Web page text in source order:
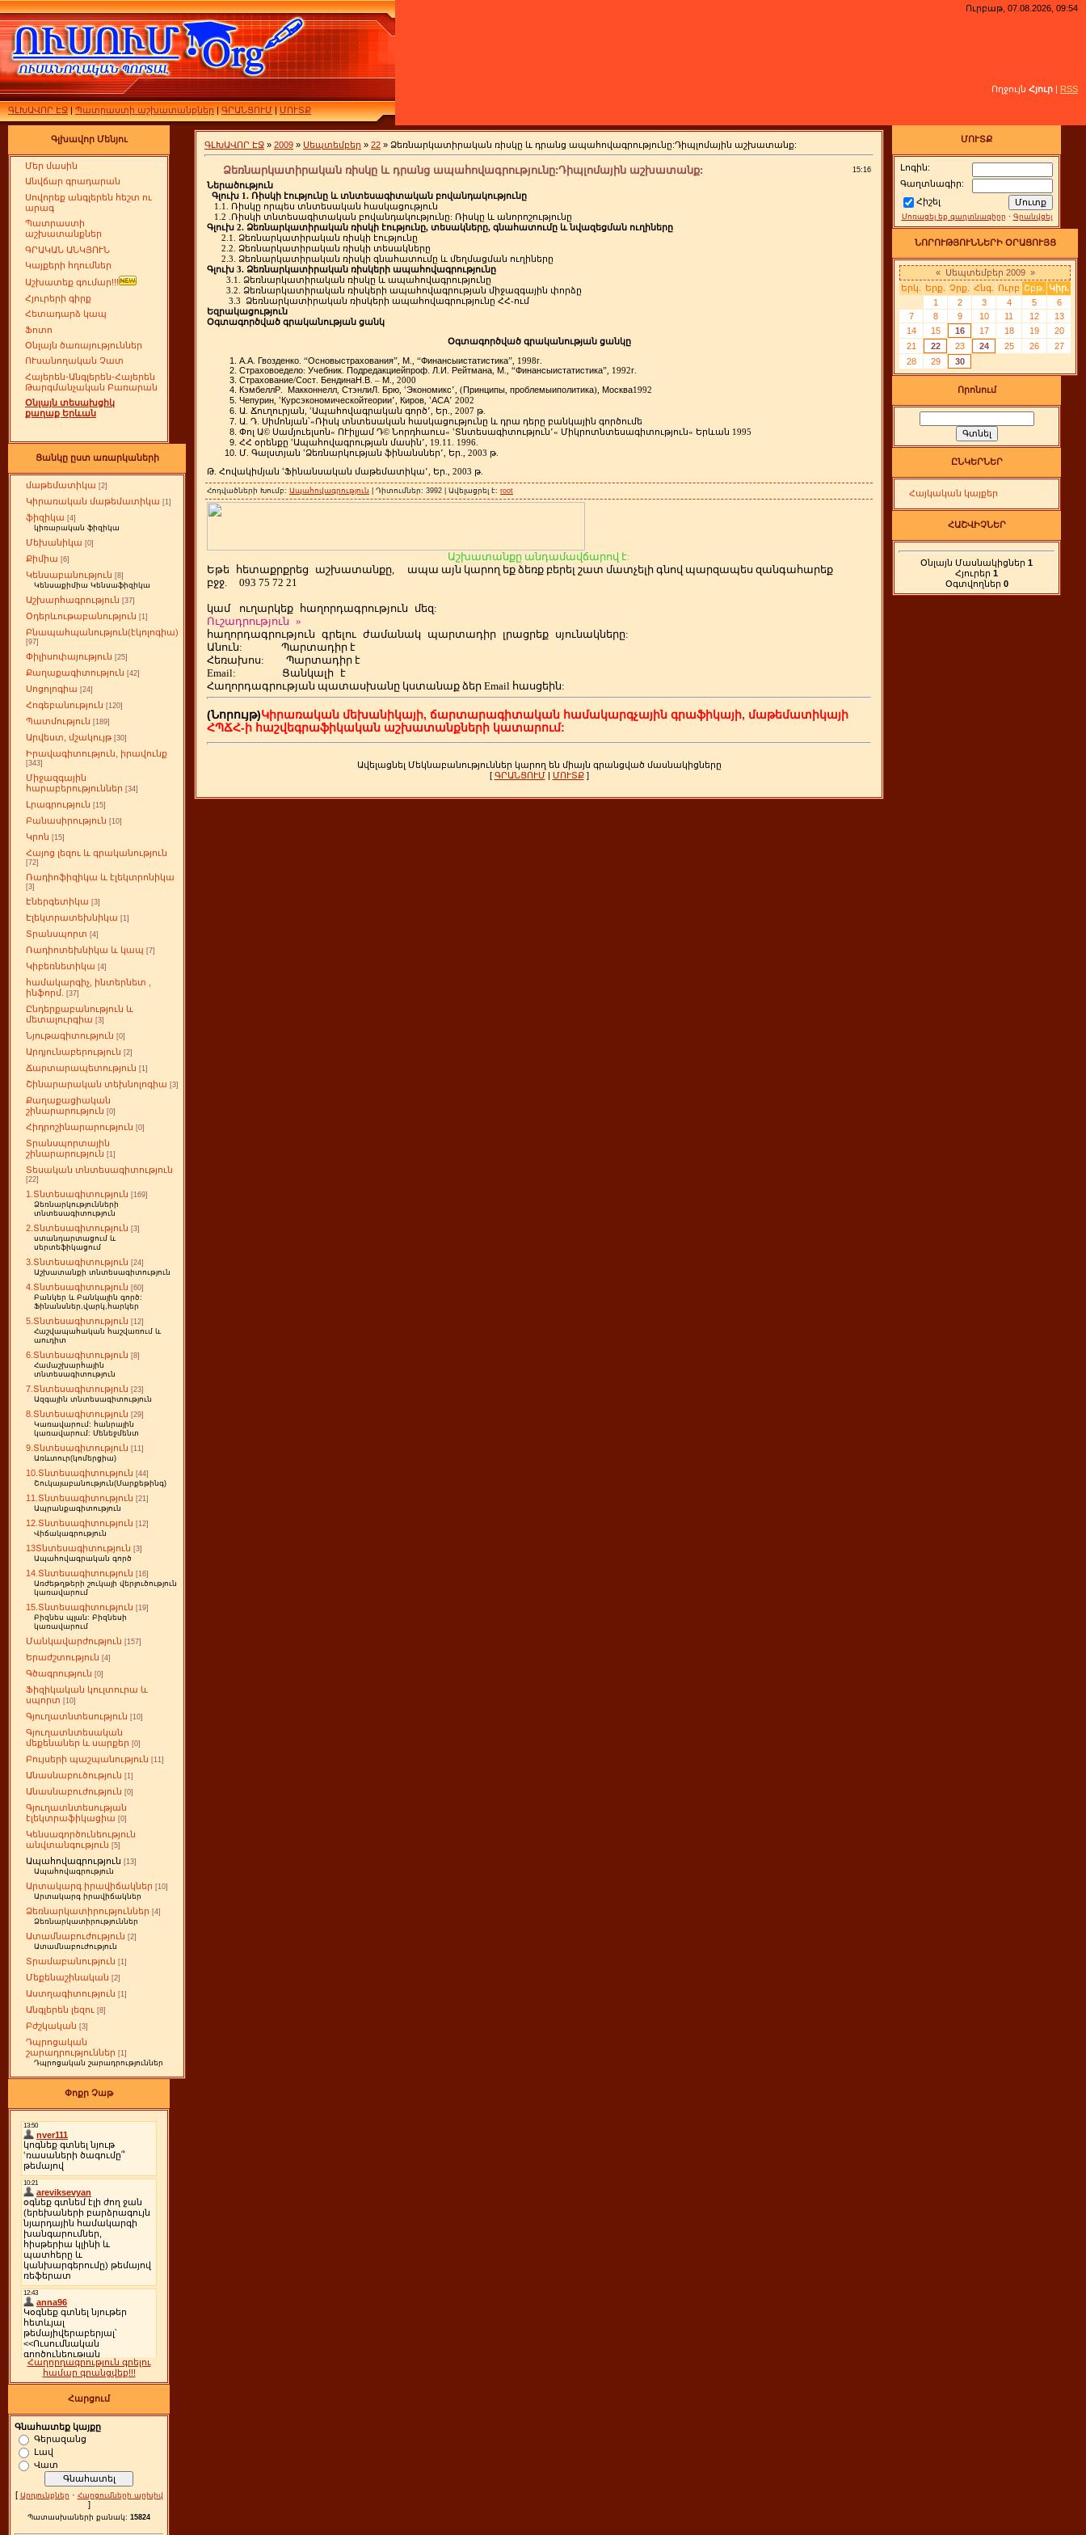
ԳԼԽԱՎՈՐ ԷՋ|Պատրաստի աշխատանքներ|ԳՐԱՆՑՈՒՄ|ՄՈՒՏՔ
Ուրբաթ, 07.08.2026, 09:54
Ողջույն Հյուր | RSS
Գլխավոր Մենյու
Մեր մասին
Անվճար գրադարան
Սովորեք անգլերեն հեշտ ու
արագ
Պատրաստի
աշխատանքներ
ԳՐԱԿԱՆ ԱՆԿՅՈՒՆ
Կայքերի հղումներ
Աշխատեք գումար!!!
Հյուրերի գիրք
Հետադարձ կապ
Ֆոտո
Օնլայն ծառայություններ
ՈՒսանողական Չատ
Հայերեն-Անգլերեն-Հայերեն
Թարգմանչական Բառարան
Օնլայն տեսախցիկ
քաղաք Երևան
Ցանկը ըստ առարկաների
մաթեմատիկա [2]
Կիրառական մաթեմատիկա [1]
ֆիզիկա [4]
կիռարական ֆիզիկա
Մեխանիկա [0]
Քիմիա [6]
Կենսաբանություն [8]
Կենսաքիմիա Կենսաֆիզիկա
Աշխարհագրություն [37]
Օդերևութաբանություն [1]
Բնապահպանություն(էկոլոգիա)
[97]
Փիլիսոփայություն [25]
Քաղաքագիտություն [42]
Սոցոլոգիա [24]
Հոգեբանություն [120]
Պատմություն [189]
Արվեստ, մշակույթ [30]
Իրավագիտություն, իրավունք
[343]
Միջազգային
հարաբերություններ [34]
Լրագրություն [15]
Բանասիրություն [10]
Կրոն [15]
Հայոց լեզու և գրականություն
[72]
Ռադիոֆիզիկա և էլեկտրոնիկա
[3]
Էներգետիկա [3]
Էլեկտրատեխնիկա [1]
Տրանսպորտ [4]
Ռադիոտեխնիկա և կապ [7]
Կիբեռնետիկա [4]
համակարգիչ, ինտերնետ ,
ինֆորմ.
[37]
Ընդերքաբանություն և
մետալուրգիա [3]
Նյութագիտություն [0]
Արդյունաբերություն [2]
Ճարտարապետություն [1]
Շինարարական տեխնոլոգիա [3]
Քաղաքացիական
շինարարություն [0]
Հիդրոշինարարություն [0]
Տրանսպորտային
շինարարություն [1]
Տեսական տնտեսագիտություն
[22]
1.Տնտեսագիտություն [169]
Ձեռնարկությունների
տնտեսագիտություն
2.Տնտեսագիտություն [3]
ստանդարտացում և
սերտեֆիկացում
3.Տնտեսագիտություն [24]
Աշխատանքի տնտեսագիտություն
4.Տնտեսագիտություն [60]
Բանկեր և Բանկային գործ:
Ֆինանսներ,վարկ,հարկեր
5.Տնտեսագիտություն [12]
Հաշվապահական հաշվառում և
աուդիտ
6.Տնտեսագիտություն [8]
Համաշխարհային
տնտեսագիտություն
7.Տնտեսագիտություն [23]
Ազգային տնտեսագիտություն
8.Տնտեսագիտություն [29]
Կառավարում: հանրային
կառավարում: Մենեջմենտ
9.Տնտեսագիտություն [11]
Առևտուր(կոմերցիա)
10.Տնտեսագիտություն [44]
Շուկայաբանություն(Մարքեթինգ)
11.Տնտեսագիտություն [21]
Ապրանքագիտություն
12.Տնտեսագիտություն [12]
Վիճակագրություն
13Տնտեսագիտություն [3]
Ապահովագրական գործ
14.Տնտեսագիտություն [16]
Առժեթղթերի շուկայի վերլուծություն
կառավարում
15.Տնտեսագիտություն [19]
Բիզնես պլան: Բիզնեսի
կառավարում
Մանկավարժություն [157]
Երաժշտություն [4]
Գծագրություն [0]
Ֆիզիկական կուլտուրա և
սպորտ [10]
Գյուղատնտեսություն [10]
Գյուղատնտեսական
մեքենաներ և սարքեր [0]
Բույսերի պաշպանություն [11]
Անասնաբուծություն [1]
Անասնաբուժություն [0]
Գյուղատնտեսության
էլեկտրաֆիկացիա [0]
Կենսագործունեություն
անվտանգություն [5]
Ապահովագրություն [13]
Ապահովագրություն
Արտակարգ իրավիճակներ [10]
Արտակարգ իրավիճակներ
Ձեռնարկատիրություններ [4]
Ձեռնարկատիրություններ
Ատամնաբուժություն [2]
Ատամնաբուժություն
Տրամաբանություն [1]
Մեքենաշինական [2]
Աստղագիտություն [1]
Անգլերեն լեզու [8]
Բժշկական [3]
Դպրոցական
շարադրություններ [1]
Դպրոցական շարադրություններ
Փոքր Չաթ
Հաղորդագրություն գրելու
համար գրանցվեք!!!
Հարցում
Գնահատեք կայքը
Գերազանց
Լավ
Վատ
[ Արդյունքներ · Հարցումների արխիվ
]
Պատասխաների քանակ: 15824
ԳԼԽԱՎՈՐ ԷՋ » 2009 » Սեպտեմբեր » 22 » Ձեռնարկատիրական ռիսկը և դրանց ապահովագրությունը:Դիպլոմային աշխատանք:
Ձեռնարկատիրական ռիսկը և դրանց ապահովագրությունը:Դիպլոմային աշխատանք: 15:16
Ներածություն
Գլուխ 1. Ռիսկի էությունը և տնտեսագիտական բովանդակությունը
1.1. Ռիսկը որպես տնտեսական հասկացություն
1.2 . Ռիսկի տնտեսագիտական բովանդակությունը: Ռիսկը և
անորոշությունը
Գլուխ 2. Ձեռնարկատիրական ռիսկի էությունը, տեսակները, գնահատումը և նվազեցման ուղիները
2.1. Ձեռնարկատիրական ռիսկի էությունը
2.2. Ձեռնարկատիրական ռիսկի տեսակները
2.3. Ձեռնարկատիրական ռիսկի գնահատումը և մեղմացման ուղիները
Գլուխ 3. Ձեռնարկատիրական ռիսկերի ապահովագրությունը
3.1. Ձեռնարկատիրական ռիսկը և
ապահովագրությունը
3.2. Ձեռնարկատիրական ռիսկերի ապահովագրության միջազգային փորձը
3.3
Ձեռնարկատիրական ռիսկերի ապահովագրությունը ՀՀ-ում
Եզրակացություն
Օգտագործված գրականության ցանկ
Օգտագործված գրականության ցանկը
А А Гвозденко . “Основыстрахования” М ., “Финансыистатистика” , 1998г
Страховоедело: Учебник Подредакциейпроф Л И Рейтмана М ., “Финансыистатистика” , 1992г
Страхование/Сост БендинаН В . – М ., 2000
КэмбеллР Макконнелл СтэнлиЛ Брю ՙЭкономикс՚ , (Принципы проблемыиполитика), Москва1992
Чепурин ՙКурсэкономическойтеории՚ Киров ՙАСА՚ 2002
Ա Ճուղուրյան ՙԱպահովագրական գործ՚ Եր ., 2007 թ.
Ա Դ Սիմոնյան՝«Ռիսկ տնտեսական հասկացությունը և դրա դերը բանկային գործումե
Փոլ Ա© Սամյուելսոն« ՈՒիլյամ Դ© Նորդհաուս« ՙՏնտեսագիտություն՚« Միկրոտնտեսագիտություն« Երևան 1995
ՀՀ օրենքը ՙԱպահովագրության մասին՚ , 19.11. 1996.
Մ Գալստյան ՙՁեռնարկության ֆինանսներ՚ Եր ., 2003 թ.
Թ. Հովակիմյան ՙՖինանսական մաթեմատիկա՚, Եր., 2003 թ.
Հոդվածների Խումբ: Ապահովագրություն | Դիտումներ: 3992 | Ավելացրել է: root
Աշխատանքը անդամավճարով է:
Եթե հետաքրքրեց աշխատանքը,
ապա այն կարող եք ձեռք բերել շատ մատչելի գնով պարզապես զանգահարեք
բջջ.
093 75 72 21
կամ ուղարկեք հաղորդագրություն
մեզ:
Ուշադրություն »
հաղորդագրություն գրելու ժամանակ պարտադիր լրացրեք սյունակները:
Անուն:
Պարտադիր է
Հեռախոս: Պարտադիր է
Email: Ցանկալի է
Հաղորդագրության պատասխանը կստանաք ձեր Email հասցեին:
(Նորույթ)Կիրառական մեխանիկայի, ճարտարագիտական համակարգչային գրաֆիկայի, մաթեմատիկայի
ՀՊՃՀ-ի հաշվեգրաֆիկական աշխատանքների կատարում:
Ավելացնել Մեկնաբանություններ կարող են միայն գրանցված մասնակիցները
[ ԳՐԱՆՑՈՒՄ| ՄՈՒՏՔ]
ՄՈՒՏՔ
Լոգին:
Գաղտնագիր:
Հիշել
Մոռացել եք գաղտնագիրը · Գրանվցել
ՆՈՐՈՒԹՅՈՒՆՆԵՐԻ ՕՐԱՑՈՒՅՑ
« Սեպտեմբեր 2009 »
Երկ.
Երք. Չրք. Հնգ. Ուրբ Շբթ.
Կիր.
1
2 3 4 5
6
7
8 9 10 11 12
13
14
15 16 17 18 19
20
21
22 23 24 25 26
27
28
29 30
Որոնում
ԸՆԿԵՐՆԵՐ
Հայկական կայքեր
ՀԱՇՎԻՉՆԵՐ
Օնլայն Մասնակիցներ 1
Հյուրեր 1
Օգտվողներ 0